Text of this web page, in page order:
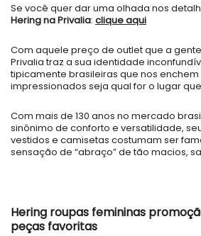
Se você quer dar uma olhada nos
Hering na Privalia: clique aqui
Com aquele preço de outlet que a
Privalia traz a sua identidade
tipicamente brasileiras que nos
impressionados seja qual for o lugar
Com mais de 130 anos no mercado
sinônimo de conforto e versatilidade,
vestidos e camisetas costumam ser
sensação de “abraço” de tão macios,
Hering roupas femininas
peças favoritas